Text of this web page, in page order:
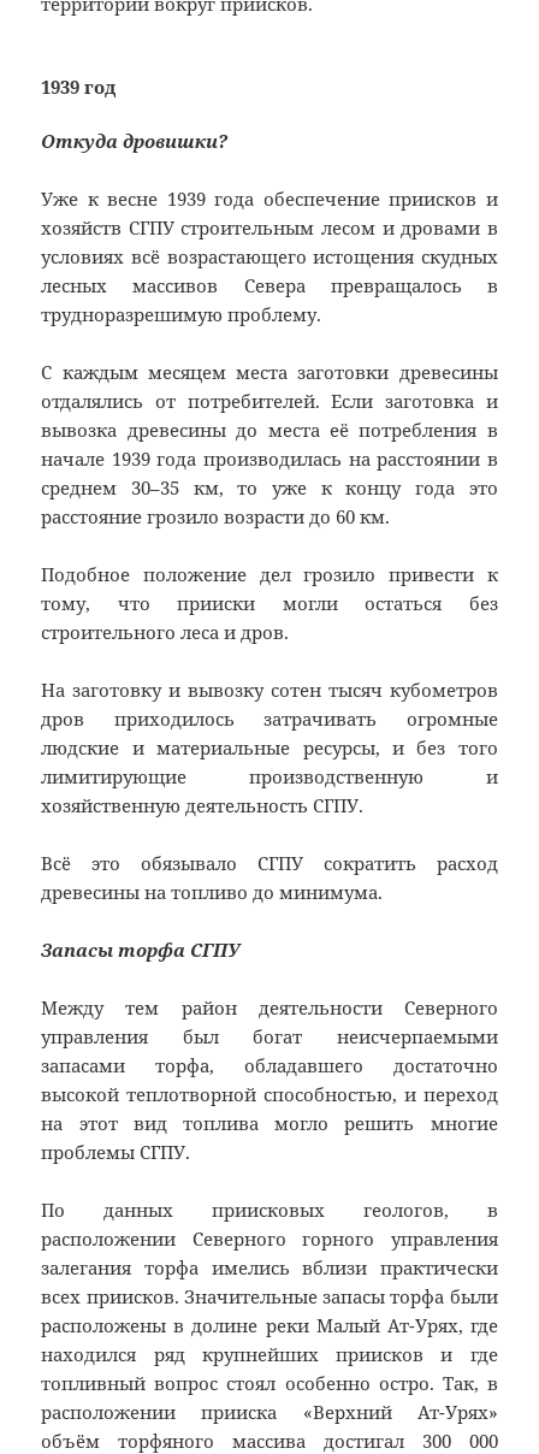
1939 год
Откуда дровишки?
Уже к весне 1939 года обеспечение приисков и
хозяйств СГПУ строительным лесом и дровами в
условиях всё возрастающего истощения скудных
лесных массивов Севера превращалось в
трудноразрешимую проблему.
С каждым месяцем места заготовки древесины
отдалялись от потребителей. Если заготовка и
вывозка древесины до места её потребления в
начале 1939 года производилась на расстоянии в
среднем 30–35 км, то уже к концу года это
расстояние грозило возрасти до 60 км.
Подобное положение дел грозило привести к
тому, что прииски могли остаться без
строительного леса и дров.
На заготовку и вывозку сотен тысяч кубометров
дров приходилось затрачивать огромные
людские и материальные ресурсы, и без того
лимитирующие производственную и
хозяйственную деятельность СГПУ.
Всё это обязывало СГПУ сократить расход
древесины на топливо до минимума.
Запасы торфа СГПУ
Между тем район деятельности Северного
управления был богат неисчерпаемыми
запасами торфа, обладавшего достаточно
высокой теплотворной способностью, и переход
на этот вид топлива могло решить многие
проблемы СГПУ.
По данных приисковых геологов, в
расположении Северного горного управления
залегания торфа имелись вблизи практически
всех приисков. Значительные запасы торфа были
расположены в долине реки Малый Ат-Урях, где
находился ряд крупнейших приисков и где
топливный вопрос стоял особенно остро. Так, в
расположении прииска «Верхний Ат-Урях»
объём торфяного массива достигал 300 000